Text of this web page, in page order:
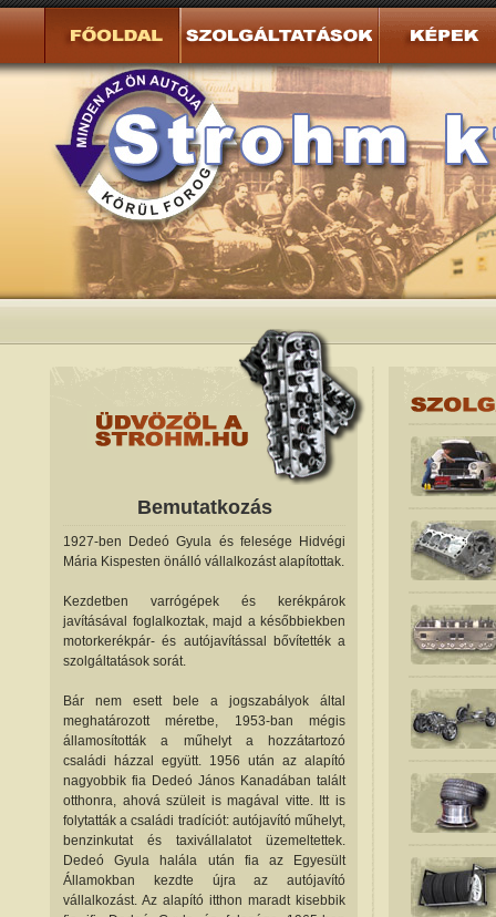
Bemutatkozás
1927-ben Dedeó Gyula és felesége Hidvégi
Mária Kispesten önálló vállalkozást alapítottak.
Kezdetben varrógépek és kerékpárok
javításával foglalkoztak, majd a későbbiekben
motorkerékpár- és autójavítással bővítették a
szolgáltatások sorát.
Bár nem esett bele a jogszabályok által
meghatározott méretbe, 1953-ban mégis
államosították a műhelyt a hozzátartozó
családi házzal együtt. 1956 után az alapító
nagyobbik fia Dedeó János Kanadában talált
otthonra, ahová szüleit is magával vitte. Itt is
folytatták a családi tradíciót: autójavító műhelyt,
benzinkutat és taxivállalatot üzemeltettek.
Dedeó Gyula halála után fia az Egyesült
Államokban kezdte újra az autójavító
vállalkozást. Az alapító itthon maradt kisebbik